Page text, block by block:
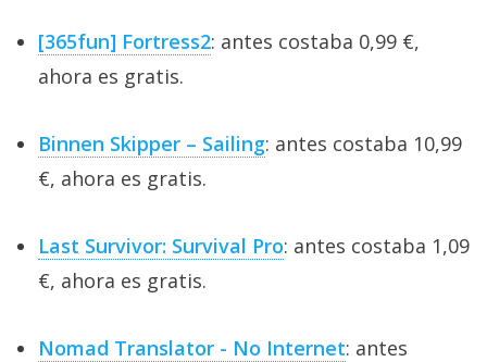
[365fun] Fortress2: antes costaba 0,99 €,
ahora es gratis.
Binnen Skipper – Sailing: antes costaba 10,99
€, ahora es gratis.
Last Survivor: Survival Pro: antes costaba 1,09
€, ahora es gratis.
Nomad Translator - No Internet: antes